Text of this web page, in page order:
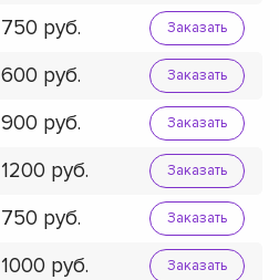
750 Заказать
600 Заказать
900 Заказать
1200 Заказать
750 Заказать
1000 Заказать